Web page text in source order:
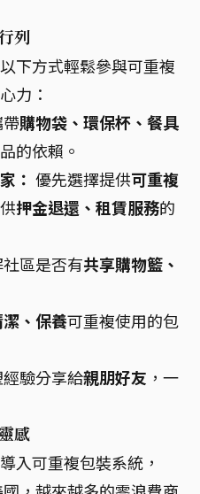
列
下方式輕鬆參與可重複
力：
購物袋、環保杯、餐具
的依賴。
： 優先選擇提供可重複
押金退還、租賃服務的
區是否有共享購物籃、
、保養可重複使用的包
驗分享給親朋好友 ，一
感
入可重複包裝系統，